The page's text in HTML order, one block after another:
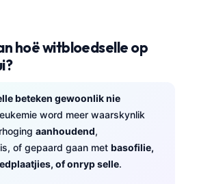
hoë witbloedselle op
beteken gewoonlik nie
word meer waarskynlik
aanhoudend,
of gepaard gaan met basofilie,
of onryp selle.